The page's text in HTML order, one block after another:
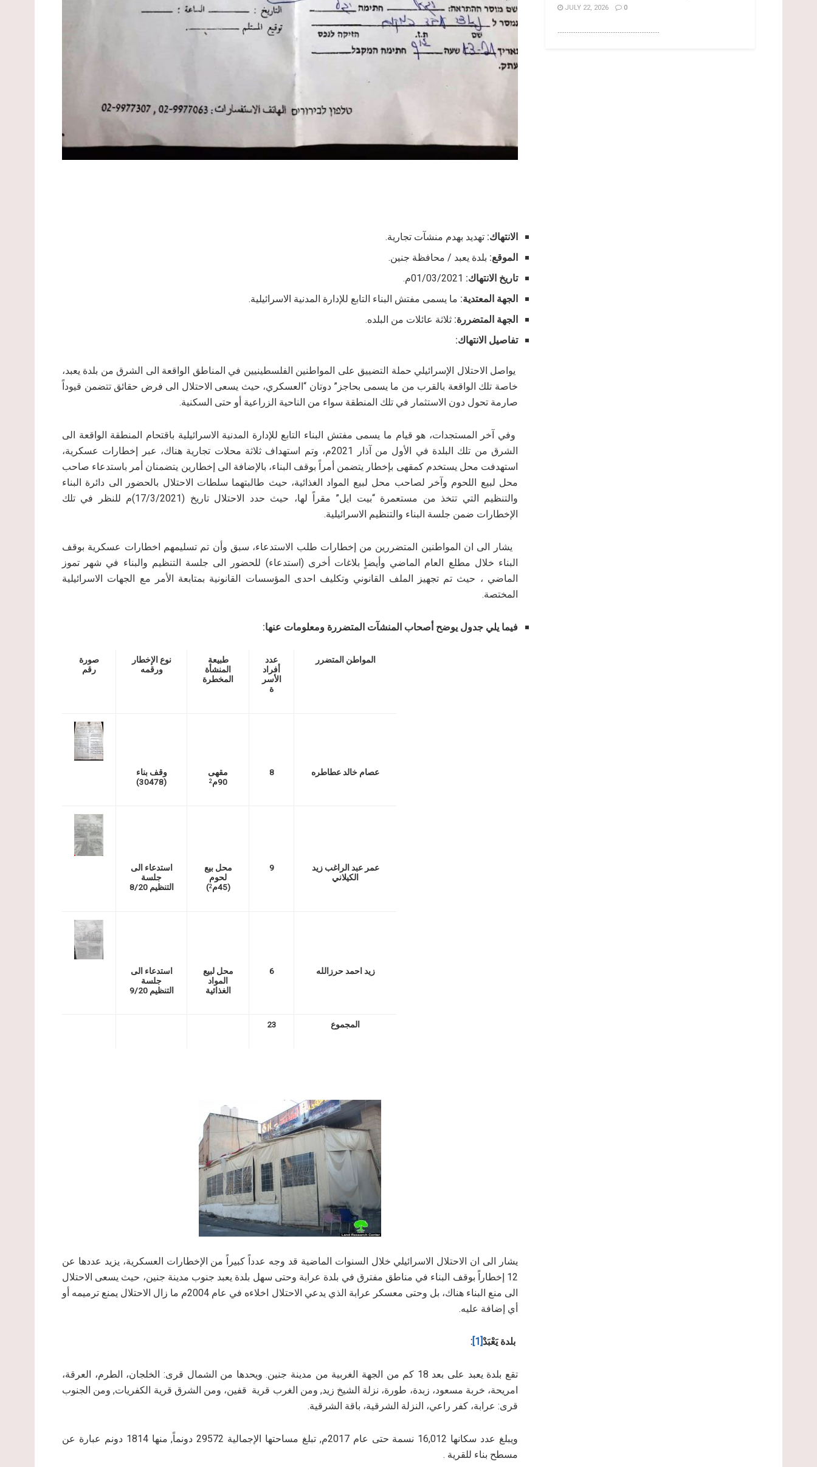
الانتهاك: تهديد بهدم منشآت تجارية.
الموقع: بلدة يعبد / محافظة جنين.
تاريخ الانتهاك:
الجهة المعتدية: ما يسمى مفتش البناء التابع للإدارة المدنية الاسرائيلية.
الجهة المتضررة: ثلاثة عائلات من البلده.
تفاصيل الانتهاك:
يواصل الاحتلال الإسرائيلي حملة التضييق على المواطنين الفلسطينيين في المناطق الواقعة الى الشرق من بلدة يعبد،
خاصة تلك الواقعة بالقرب من ما يسمى بحاجز” دوتان “العسكري، حيث يسعى الاحتلال الى فرض حقائق تتضمن قيوداً
صارمة تحول دون الاستثمار في تلك المنطقة سواء من الناحية الزراعية أو حتى السكنية.
وفي آخر المستجدات، هو قيام ما يسمى مفتش البناء التابع للإدارة المدنية الاسرائيلية باقتحام المنطقة الواقعة الى
الشرق من تلك البلدة في الأول من آذار 2021م، وتم استهداف ثلاثة محلات تجارية هناك، عبر إخطارات عسكرية،
استهدفت محل يستخدم كمقهى بإخطار يتضمن أمراً بوقف البناء، بالإضافة الى إخطارين يتضمنان أمر باستدعاء صاحب
محل لبيع اللحوم وآخر لصاحب محل لبيع المواد الغذائية، حيث طالبتهما سلطات الاحتلال بالحضور الى دائرة البناء
والتنظيم التي تتخذ من مستعمرة “بيت ايل” مقراً لها، حيث حدد الاحتلال تاريخ (17/3/2021)م للنظر في تلك
الإخطارات ضمن جلسة البناء والتنظيم الاسرائيلية.
يشار الى ان المواطنين المتضررين من إخطارات طلب الاستدعاء، سبق وأن تم تسليمهم اخطارات عسكرية بوقف
البناء خلال مطلع العام الماضي وأيضاٍ بلاغات أخرى (استدعاء) للحضور الى جلسة التنظيم والبناء في شهر تموز
الماضي ، حيث تم تجهيز الملف القانوني وتكليف احدى المؤسسات القانونية بمتابعة الأمر مع الجهات الاسرائيلية
المختصة.
فيما يلي جدول يوضح أصحاب المنشآت المتضررة ومعلومات عنها:
المواطن المتضرر
عدد
أفراد
الأسر
ة
طبيعة
المنشأة
المخطرة
نوع الإخطار
ورقمه
صورة
رقم
عصام خالد عطاطره 8
مقهى
90م
2
وقف بناء
(30478)
عمر عبد الراغب زيد
الكيلاني
9
محل بيع
لحوم
(45م
2
)
استدعاء الى
جلسة
التنظيم 8/20
زيد احمد حرزالله 6
محل لبيع
المواد
الغذائية
استدعاء الى
جلسة
التنظيم 9/20
المجموع 23
يشار الى ان الاحتلال الاسرائيلي خلال السنوات الماضية قد وجه عدداً كبيراً من الإخطارات العسكرية، يزيد عددها عن
12 إخطاراً بوقف البناء في مناطق مفترق في بلدة عرابة وحتى سهل بلدة يعبد جنوب مدينة جنين، حيث يسعى الاحتلال
الى منع البناء هناك، بل وحتى معسكر عرابة الذي يدعي الاحتلال اخلاءه في عام 2004م ما زال الاحتلال يمنع ترميمه أو
أي إضافة عليه.
بلدة يَعْبَدْ :
تقع بلدة يعبد على بعد 18 كم من الجهة الغربية من مدينة جنين. ويحدها من الشمال قرى: الخلجان، الطرم، العرقة،
امريحة، خربة مسعود، زبدة، طورة، نزلة الشيخ زيد, ومن الغرب قرية قفين، ومن الشرق قرية الكفريات, ومن الجنوب
قرى: عرابة، كفر راعي، النزلة الشرقية، باقة الشرقية.
ويبلغ عدد سكانها 16,012 نسمة حتى عام 2017م, تبلغ مساحتها الإجمالية 29572 دونماً, منها 1814 دونم عبارة عن
مسطح بناء للقرية .
JULY 22, 2026 0
........................................................